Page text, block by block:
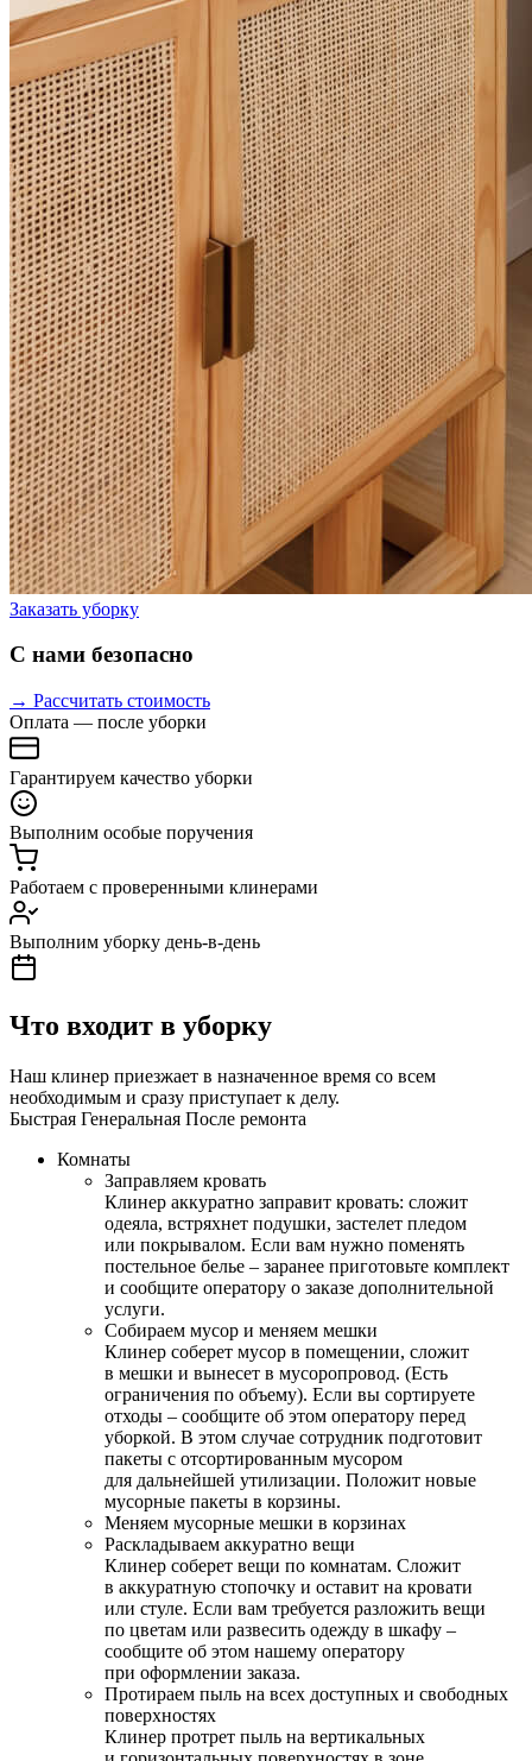
Заказать уборку
С нами безопасно
→ Рассчитать стоимость
Оплата — после уборки
Гарантируем качество уборки
Выполним особые поручения
Работаем с проверенными клинерами
Выполним уборку день-в-день
Что входит в уборку
Наш клинер приезжает в назначенное время со всем
необходимым и сразу приступает к делу.
Быстрая Генеральная После ремонта
Комнаты
Заправляем кровать
Клинер аккуратно заправит кровать: сложит
одеяла, встряхнет подушки, застелет пледом
или покрывалом. Если вам нужно поменять
постельное белье – заранее приготовьте комплект
и сообщите оператору о заказе дополнительной
услуги.
Собираем мусор и меняем мешки
Клинер соберет мусор в помещении, сложит
в мешки и вынесет в мусоропровод. (Есть
ограничения по объему). Если вы сортируете
отходы – сообщите об этом оператору перед
уборкой. В этом случае сотрудник подготовит
пакеты с отсортированным мусором
для дальнейшей утилизации. Положит новые
мусорные пакеты в корзины.
Меняем мусорные мешки в корзинах
Раскладываем аккуратно вещи
Клинер соберет вещи по комнатам. Сложит
в аккуратную стопочку и оставит на кровати
или стуле. Если вам требуется разложить вещи
по цветам или развесить одежду в шкафу –
сообщите об этом нашему оператору
при оформлении заказа.
Протираем пыль на всех доступных и свободных
поверхностях
Клинер протрет пыль на вертикальных